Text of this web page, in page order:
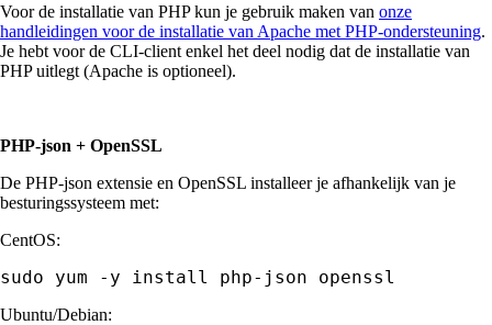
Voor de installatie van PHP kun je gebruik maken van onze
handleidingen voor de installatie van Apache met PHP-ondersteuning.
Je hebt voor de CLI-client enkel het deel nodig dat de installatie van
PHP uitlegt (Apache is optioneel).
PHP-json + OpenSSL
De PHP-json extensie en OpenSSL installeer je afhankelijk van je
besturingssysteem met:
CentOS:
sudo yum -y install php-json openssl
Ubuntu/Debian: